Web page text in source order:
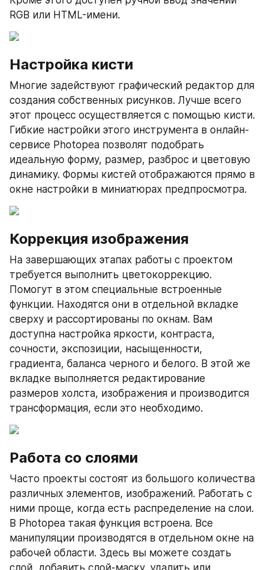
RGB или HTML-имени.
Настройка кисти
Многие задействуют графический редактор для
создания собственных рисунков. Лучше всего
этот процесс осуществляется с помощью кисти.
Гибкие настройки этого инструмента в онлайн-
сервисе Photopea позволят подобрать
идеальную форму, размер, разброс и цветовую
динамику. Формы кистей отображаются прямо в
окне настройки в миниатюрах предпросмотра.
Коррекция изображения
На завершающих этапах работы с проектом
требуется выполнить цветокоррекцию.
Помогут в этом специальные встроенные
функции. Находятся они в отдельной вкладке
сверху и рассортированы по окнам. Вам
доступна настройка яркости, контраста,
сочности, экспозиции, насыщенности,
градиента, баланса черного и белого. В этой же
вкладке выполняется редактирование
размеров холста, изображения и производится
трансформация, если это необходимо.
Работа со слоями
Часто проекты состоят из большого количества
различных элементов, изображений. Работать с
ними проще, когда есть распределение на слои.
В Photopea такая функция встроена. Все
манипуляции производятся в отдельном окне на
рабочей области. Здесь вы можете создать
слой, добавить слой-маску, удалить или